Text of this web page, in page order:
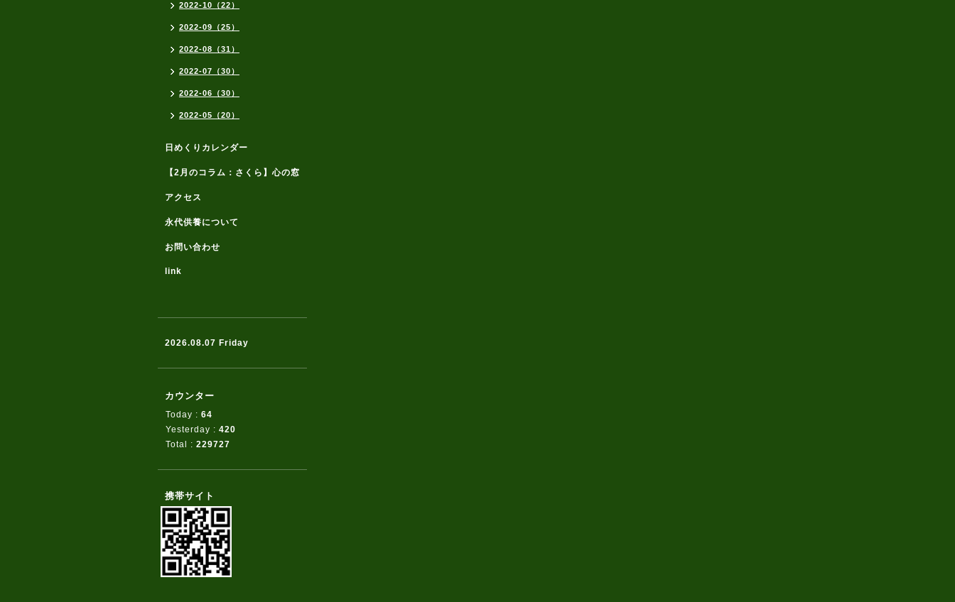
2022-10（22）
2022-09（25）
2022-08（31）
2022-07（30）
2022-06（30）
2022-05（20）
日めくりカレンダー
【2月のコラム：さくら】心の窓
アクセス
永代供養について
お問い合わせ
link
2026.08.07 Friday
カウンター
Today : 64
Yesterday : 420
Total : 229727
携帯サイト